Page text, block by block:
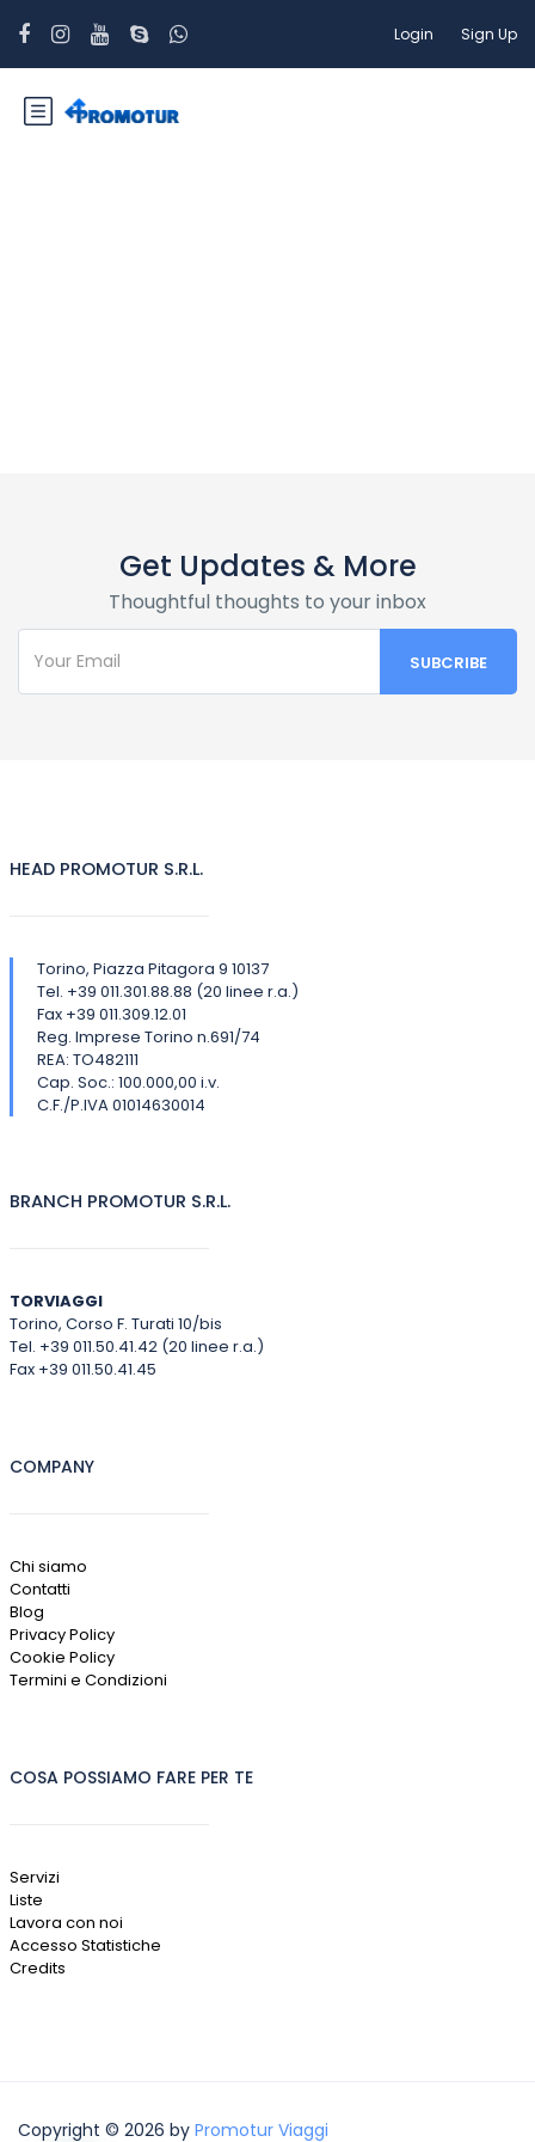
Login Sign Up
Get Updates & More
Thoughtful thoughts to your inbox
HEAD PROMOTUR S.R.L.
Torino, Piazza Pitagora 9 10137
Tel. +39 011.301.88.88 (20 linee r.a.)
Fax +39 011.309.12.01
Reg. Imprese Torino n.691/74
REA: TO482111
Cap. Soc.: 100.000,00 i.v.
C.F./P.IVA 01014630014
BRANCH PROMOTUR S.R.L.
TORVIAGGI
Torino, Corso F. Turati 10/bis
Tel. +39 011.50.41.42 (20 linee r.a.)
Fax +39 011.50.41.45
COMPANY
Chi siamo
Contatti
Blog
Privacy Policy
Cookie Policy
Termini e Condizioni
COSA POSSIAMO FARE PER TE
Servizi
Liste
Lavora con noi
Accesso Statistiche
Credits
Copyright © 2026 by Promotur Viaggi